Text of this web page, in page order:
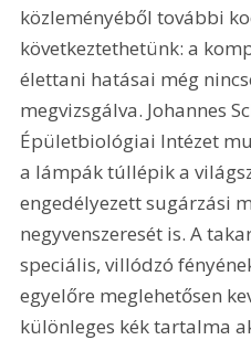
közleményéből további
következtethetünk: a
élettani hatásai még
megvizsgálva. Johannes
Épületbiológiai Intézet
a lámpák túllépik a
engedélyezett sugárzási
negyvenszeresét is. A
speciális, villódzó
egyelőre meglehetősen
különleges kék tartalma